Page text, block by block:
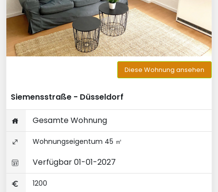
Diese Wohnung ansehen
Siemensstraße - Düsseldorf
Gesamte Wohnung
Wohnungseigentum 45 ㎡
Verfügbar 01-01-2027
1200